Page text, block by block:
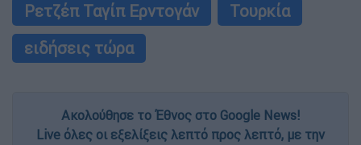
Ρετζέπ Ταγίπ Ερντογάν
Τουρκία
ειδήσεις τώρα
Ακολούθησε το Έθνος στο Google News!
Live όλες οι εξελίξεις λεπτό προς λεπτό, με την